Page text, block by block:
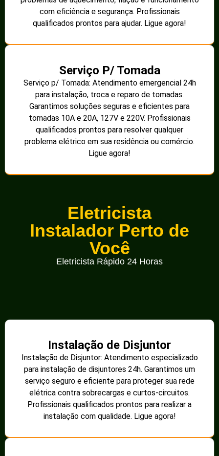
com eficiência e segurança. Profissionais
qualificados prontos para ajudar. Ligue agora!
Serviço P/ Tomada
Serviço p/ Tomada: Atendimento emergencial 24h
para instalação, troca e reparo de tomadas.
Garantimos soluções seguras e eficientes para
tomadas 10A e 20A, 127V e 220V. Profissionais
qualificados prontos para resolver qualquer
problema elétrico em sua residência ou comércio.
Ligue agora!
Eletricista
Instalador Perto de
Você
Eletricista Rápido 24 Horas
Instalação de Disjuntor
Instalação de Disjuntor: Atendimento especializado
para instalação de disjuntores 24h. Garantimos um
serviço seguro e eficiente para proteger sua rede
elétrica contra sobrecargas e curtos-circuitos.
Profissionais qualificados prontos para realizar a
instalação com qualidade. Ligue agora!